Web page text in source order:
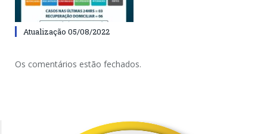
Atualização 05/08/2022
Os comentários estão fechados.